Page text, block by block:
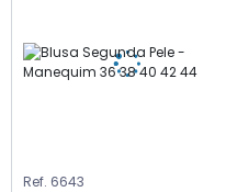
Ref. 6643